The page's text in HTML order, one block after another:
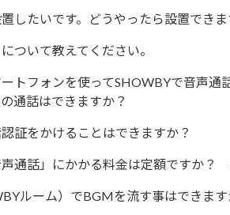
したいです。どうやったら設置できま
ついて教えてください。
トフォンを使ってSHOWBYで音声通
通話はできますか？
証をかけることはできますか？
通話」にかかる料金は定額ですか？
ルーム）でBGMを流す事はできます